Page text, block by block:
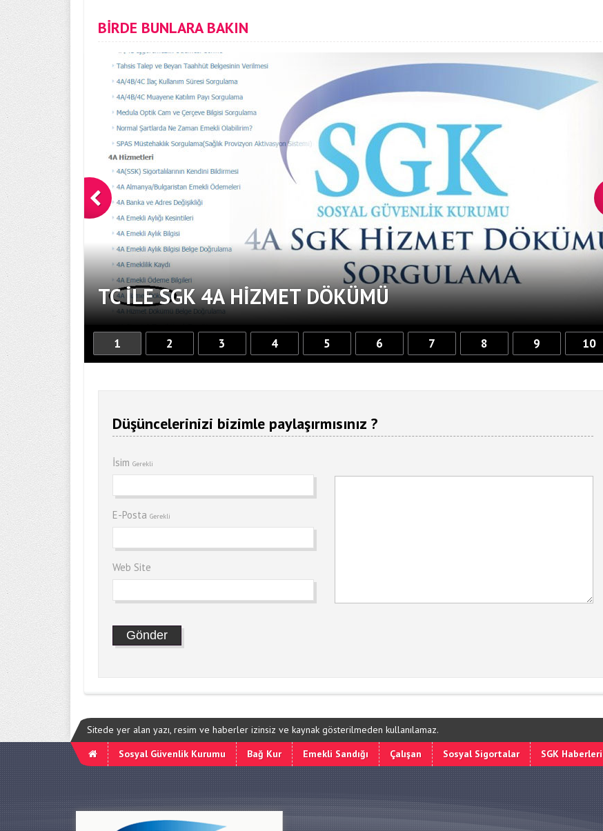
BİRDE BUNLARA BAKIN
TC ILE SGK 4A HIZMET DÖKÜMÜ
1 2 3 4 5 6 7 8 9 10
Düşüncelerinizi bizimle paylaşırmısınız ?
İsim Gerekli
E-Posta Gerekli
Web Site
Sitede yer alan yazı, resim ve haberler izinsiz ve kaynak gösterilmeden kullanılamaz.
Sosyal Güvenlik Kurumu
Bağ Kur Emekli Sandığı Çalışan Sosyal Sigortalar SGK Haberleri